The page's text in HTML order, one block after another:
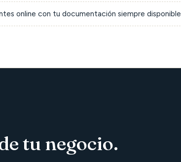
online con tu documentación siempre disponible
tu negocio.